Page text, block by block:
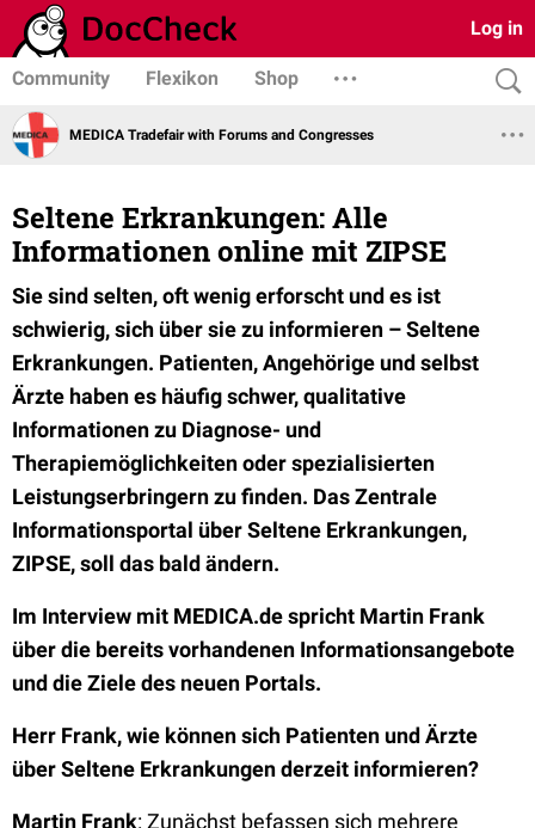
Log in
Community Flexikon Shop
MEDICA Tradefair with Forums and Congresses
Seltene Erkrankungen: Alle
Informationen online mit ZIPSE
Sie sind selten, oft wenig erforscht und es ist
schwierig, sich über sie zu informieren – Seltene
Erkrankungen. Patienten, Angehörige und selbst
Ärzte haben es häufig schwer, qualitative
Informationen zu Diagnose- und
Therapiemöglichkeiten oder spezialisierten
Leistungserbringern zu finden. Das Zentrale
Informationsportal über Seltene Erkrankungen,
ZIPSE, soll das bald ändern.
Im Interview mit MEDICA.de spricht Martin Frank
über die bereits vorhandenen Informationsangebote
und die Ziele des neuen Portals.
Herr Frank, wie können sich Patienten und Ärzte
über Seltene Erkrankungen derzeit informieren?
Martin Frank: Zunächst befassen sich mehrere